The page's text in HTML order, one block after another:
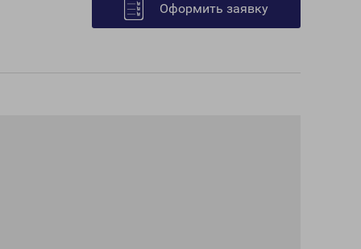
Оформить заявку